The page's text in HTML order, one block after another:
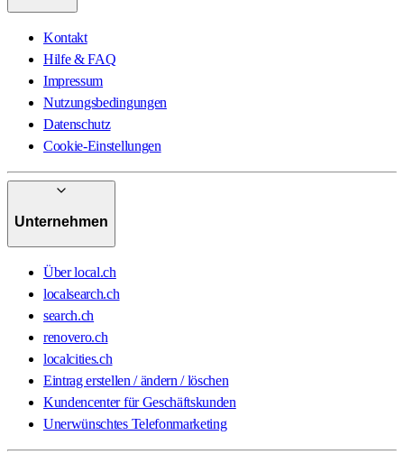
Kontakt
Hilfe & FAQ
Impressum
Nutzungsbedingungen
Datenschutz
Cookie-Einstellungen
Unternehmen
Über local.ch
localsearch.ch
search.ch
renovero.ch
localcities.ch
Eintrag erstellen / ändern / löschen
Kundencenter für Geschäftskunden
Unerwünschtes Telefonmarketing